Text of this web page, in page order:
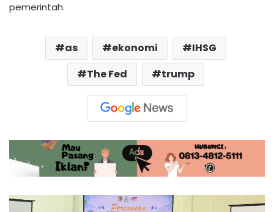
pemerintah.
as ekonomi
IHSG
The Fed
trump